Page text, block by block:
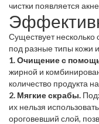
чистки появляется
того, правильно
последующим
даже если вы
стоит пропускать эту
Существует несколько
под разные типы кожи
1. Очищение с
жирной и
количество продукта
движениями
2. Мягкие скрабы.
их нельзя
ороговевший слой,